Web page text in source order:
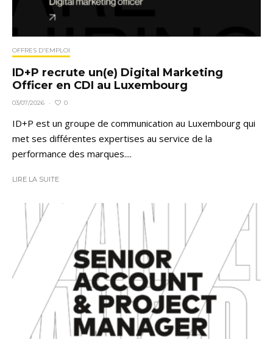
OFFRES D'EMPLOI
ID+P recrute un(e) Digital Marketing
Officer en CDI au Luxembourg
03/07/2026 · 0
ID+P est un groupe de communication au Luxembourg qui
met ses différentes expertises au service de la
performance des marques....
LIRE LA SUITE